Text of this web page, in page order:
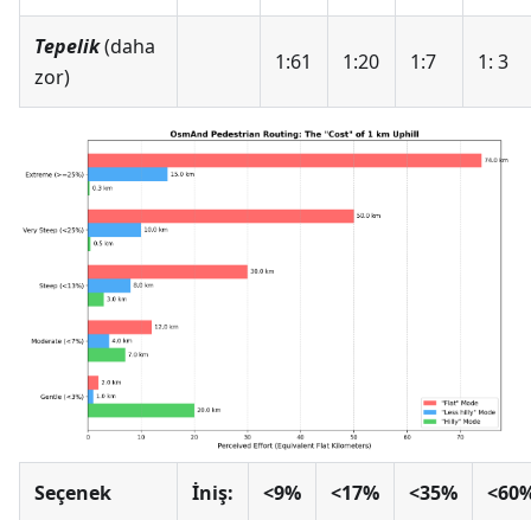
Tepelik(daha
zor)
1:61 1:20 1:7 1: 3
Seçenek İniş: <9% <17% <35%